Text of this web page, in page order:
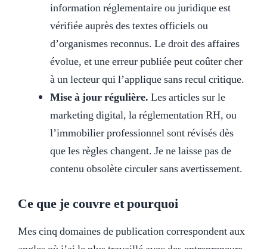
information réglementaire ou juridique est
vérifiée auprès des textes officiels ou
d’organismes reconnus. Le droit des affaires
évolue, et une erreur publiée peut coûter cher
à un lecteur qui l’applique sans recul critique.
Mise à jour régulière. Les articles sur le
marketing digital, la réglementation RH, ou
l’immobilier professionnel sont révisés dès
que les règles changent. Je ne laisse pas de
contenu obsolète circuler sans avertissement.
Ce que je couvre et pourquoi
Mes cinq domaines de publication correspondent aux